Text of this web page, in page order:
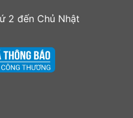
2 đến Chủ Nhật